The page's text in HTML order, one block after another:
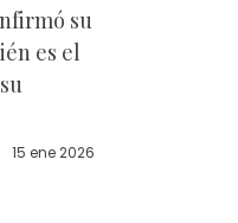
su
es el
15 ene 2026